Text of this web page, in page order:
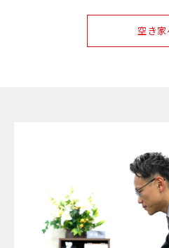
空き家